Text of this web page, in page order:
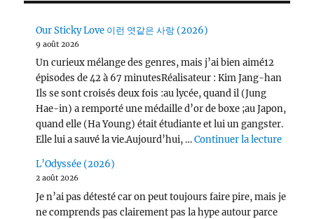
Our Sticky Love 이런 엿같은 사랑 (2026)
9 août 2026
Un curieux mélange des genres, mais j’ai bien aimé12
épisodes de 42 à 67 minutesRéalisateur : Kim Jang-han
Ils se sont croisés deux fois :au lycée, quand il (Jung
Hae-in) a remporté une médaille d’or de boxe ;au Japon,
quand elle (Ha Young) était étudiante et lui un gangster.
Elle lui a sauvé la vie.Aujourd’hui, …Continuer la lecturede «
L’Odyssée (2026)
2 août 2026
Je n’ai pas détesté car on peut toujours faire pire, mais je
ne comprends pas clairement pas la hype autour parce